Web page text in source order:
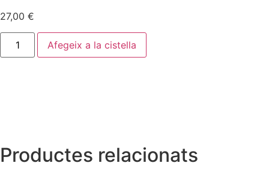
27,00 €
Afegeix a la cistella
Productes relacionats